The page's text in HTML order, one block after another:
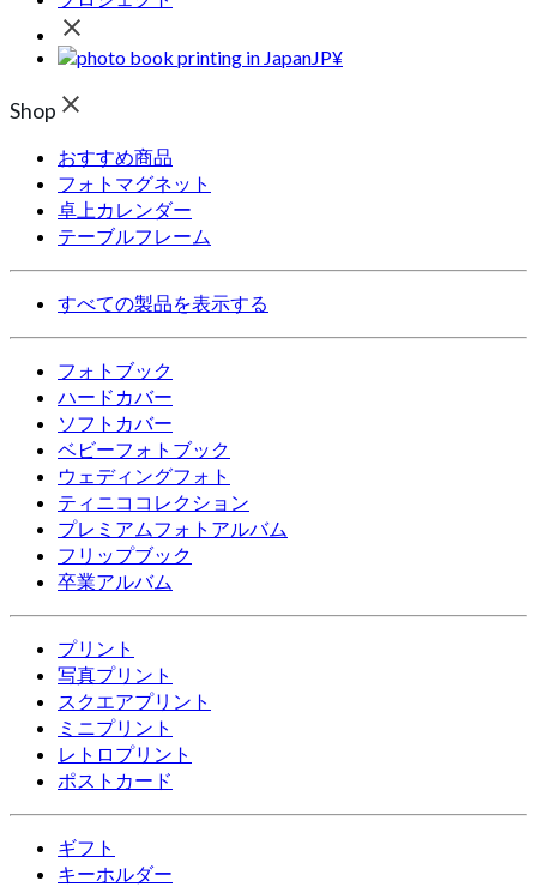
JP¥
Shop
おすすめ商品
フォトマグネット
卓上カレンダー
テーブルフレーム
すべての製品を表示する
フォトブック
ハードカバー
ソフトカバー
ベビーフォトブック
ウェディングフォト
ティニココレクション
プレミアムフォトアルバム
フリップブック
卒業アルバム
プリント
写真プリント
スクエアプリント
ミニプリント
レトロプリント
ポストカード
ギフト
キーホルダー